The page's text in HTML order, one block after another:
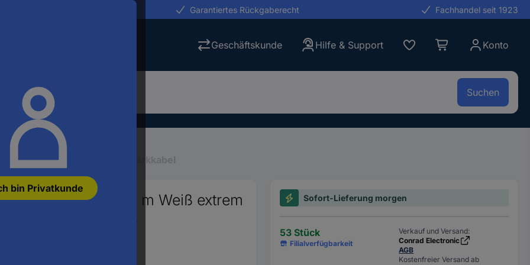
bin Privatkunde
Garantiertes Rückgaberecht Fachhandel seit 1923
Geschäftskunde Hilfe & Support Konto
Suchen
1-1 verdrahtete Netzwerkkabel
CAT 6a U/FTP 0.50 m Weiß extrem
Sofort-Lieferung morgen
53 Stück
Filialverfügbarkeit
Verkauf und Versand:
Conrad Electronic
AGB
Kostenfreier Versand ab